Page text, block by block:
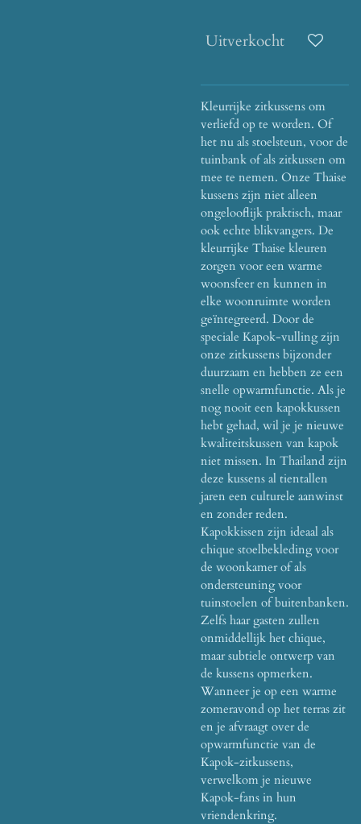
Uitverkocht
Kleurrijke zitkussens om
verliefd op te worden. Of
het nu als stoelsteun, voor de
tuinbank of als zitkussen om
mee te nemen. Onze Thaise
kussens zijn niet alleen
ongelooflijk praktisch, maar
ook echte blikvangers. De
kleurrijke Thaise kleuren
zorgen voor een warme
woonsfeer en kunnen in
elke woonruimte worden
geïntegreerd. Door de
speciale Kapok-vulling zijn
onze zitkussens bijzonder
duurzaam en hebben ze een
snelle opwarmfunctie. Als je
nog nooit een kapokkussen
hebt gehad, wil je je nieuwe
kwaliteitskussen van kapok
niet missen. In Thailand zijn
deze kussens al tientallen
jaren een culturele aanwinst
en zonder reden.
Kapokkissen zijn ideaal als
chique stoelbekleding voor
de woonkamer of als
ondersteuning voor
tuinstoelen of buitenbanken.
Zelfs haar gasten zullen
onmiddellijk het chique,
maar subtiele ontwerp van
de kussens opmerken.
Wanneer je op een warme
zomeravond op het terras zit
en je afvraagt ​​over de
opwarmfunctie van de
Kapok-zitkussens,
verwelkom je nieuwe
Kapok-fans in hun
vriendenkring.